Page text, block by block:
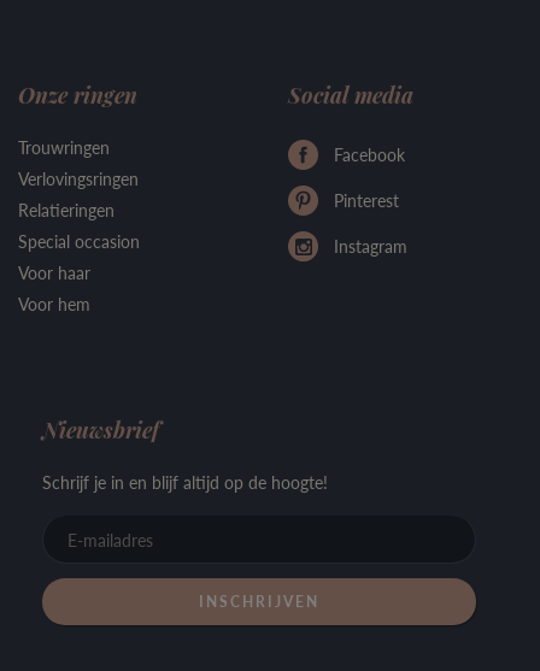
Onze ringen
Trouwringen
Verlovingsringen
Relatieringen
Special occasion
Voor haar
Voor hem
Social media
Facebook
Pinterest
Instagram
Nieuwsbrief
Schrijf je in en blijf altijd op de hoogte!